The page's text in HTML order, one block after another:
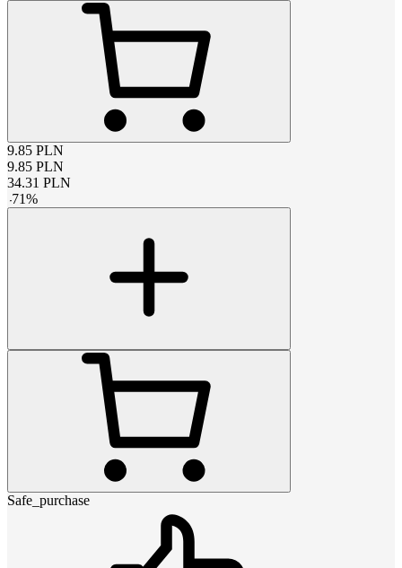
9.85 PLN
9.85 PLN
34.31 PLN
-71%
Safe_purchase